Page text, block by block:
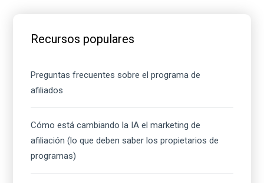
lateral
Recursos populares
Preguntas frecuentes sobre el programa de
afiliados
Cómo está cambiando la IA el marketing de
afiliación (lo que deben saber los propietarios de
programas)